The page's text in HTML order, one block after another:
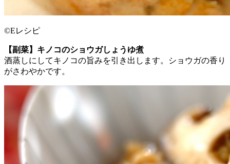
©Eレシピ
【副菜】キノコのショウガしょうゆ煮
酒蒸しにしてキノコの旨みを引き出します。ショウガの香り
がさわやかです。